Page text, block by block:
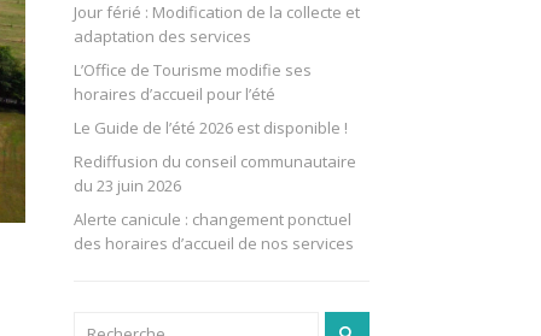
Jour férié : Modification de la collecte et
adaptation des services
L’Office de Tourisme modifie ses
horaires d’accueil pour l’été
Le Guide de l’été 2026 est disponible !
Rediffusion du conseil communautaire
du 23 juin 2026
Alerte canicule : changement ponctuel
des horaires d’accueil de nos services